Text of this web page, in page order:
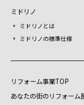
ミドリノ
ミドリノとは
ミドリノの標準仕様
リフォーム事業TOP
あなたの街のリフォーム